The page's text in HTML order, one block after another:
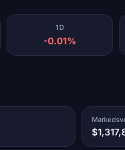
1D
-0.01%